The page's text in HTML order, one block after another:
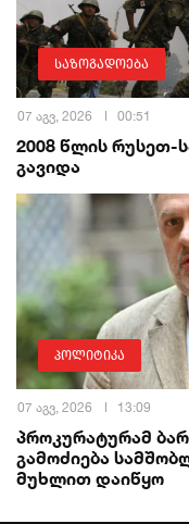
საზოგადოება
07 აგვ, 2026 00:51
2008 წლის რუსეთ-
გავიდა
პოლიტიკა
07 აგვ, 2026 13:09
პროკურატურამ
გამოძიება
მუხლით დაიწყო